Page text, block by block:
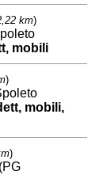
km)
mobili
)
mobili,
)